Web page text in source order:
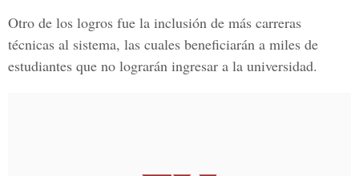
Otro de los logros fue la inclusión de más carreras
técnicas al sistema, las cuales beneficiarán a miles de
estudiantes que no lograrán ingresar a la universidad.